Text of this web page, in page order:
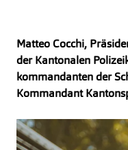
Matteo Cocchi,
der Kantonalen
kommandanten der
Kommandant